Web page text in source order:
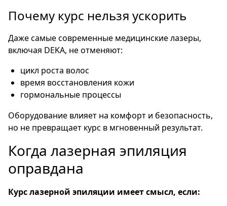
Почему курс нельзя ускорить
Даже самые современные медицинские лазеры,
включая DEKA, не отменяют:
цикл роста волос
время восстановления кожи
гормональные процессы
Оборудование влияет на комфорт и безопасность,
но не превращает курс в мгновенный результат.
Когда лазерная эпиляция
оправдана
Курс лазерной эпиляции имеет смысл, если: